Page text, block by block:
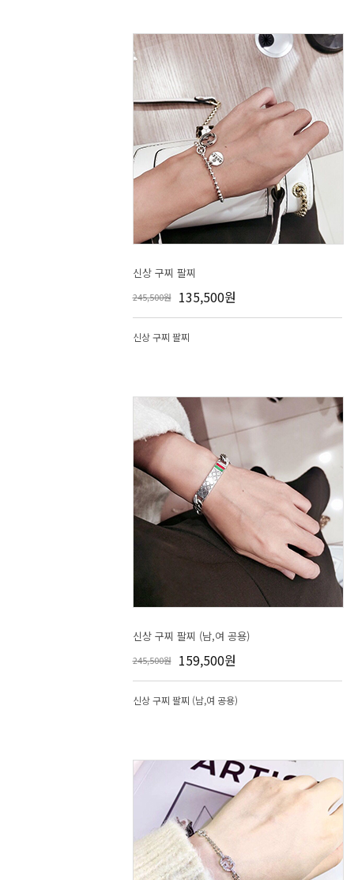
신상 구찌 팔찌
245,500원 135,500원
신상 구찌 팔찌
신상 구찌 팔찌 (남,여 공용)
245,500원 159,500원
신상 구찌 팔찌 (남,여 공용)